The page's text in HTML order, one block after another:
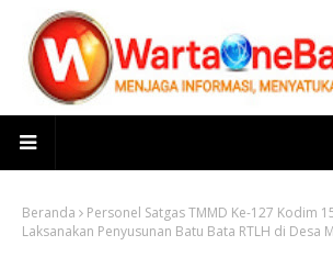
Beranda
Personel Satgas TMMD Ke-127 Kodim
Laksanakan Penyusunan Batu Bata RTLH di Desa